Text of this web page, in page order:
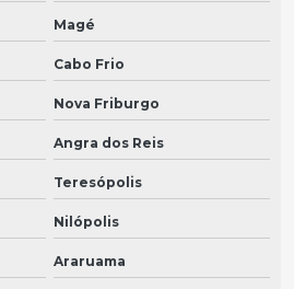
Magé
Cabo Frio
Nova Friburgo
Angra dos Reis
Teresópolis
Nilópolis
Araruama